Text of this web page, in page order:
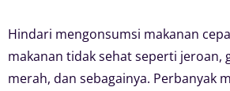
Hindari mengonsumsi makanan
makanan tidak sehat seperti jeroan,
merah, dan sebagainya. Perbanyak